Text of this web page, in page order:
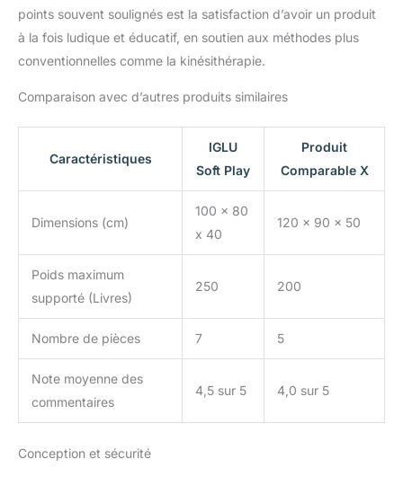
points souvent soulignés est la satisfaction d’avoir un produit
à la fois ludique et éducatif, en soutien aux méthodes plus
conventionnelles comme la kinésithérapie.
Comparaison avec d’autres produits similaires
Caractéristiques
IGLU
Soft Play
Produit
Comparable X
Dimensions (cm)
100 x 80
x 40
120 x 90 x 50
Poids maximum
supporté (Livres)
250 200
Nombre de pièces 7 5
Note moyenne des
commentaires
4,5 sur 5 4,0 sur 5
Conception et sécurité